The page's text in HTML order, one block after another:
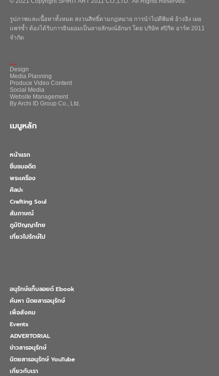
รูปภาพและเนื้อหาทั้งหมด สงวนสิทธิ์ตามกฎหมาย การนำไปตีพิมพ์ อ้างอิง เผย
แพร่ซ้ำ ต้องได้รับการยินยอมเป็นลายลักษณ์อักษร โดย บริษัท สปิริต อาร์ท 2011
จำกัด
Design
Media Planning
Produce Video Content
Social Media
Website Management
By Archi ID Group Co., Ltd.
เมนูหลัก
หน้าแรก
ชื่นชมอดีต
พระเครื่อง
ศิลปะ
Crafting Soul
สัมภาษณ์
ภูมิปัญญาไทย
เที่ยวไปรักษ์ไป
อนุรักษ์แท็บลอยด์ Ebook
ค้นหา นิตยสารอนุรักษ์
เพื่อสังคม
Events
ADVERTORIAL
ข่าวสารอนุรักษ์
นิตยสารอนุรักษ์ YouTube
เกี่ยวกับเรา